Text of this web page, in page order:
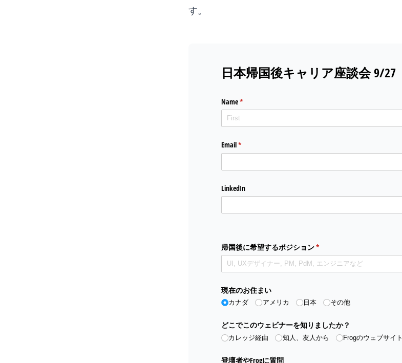
す。
日本帰国後キャリア座談会 9/27
Name*
(required)
Email*
(required)
LinkedIn
帰国後に希望するポジション*
(required)
現在のお住まい
カナダ アメリカ 日本 その他
どこでこのウェビナーを知りましたか？
カレッジ経由 知人、友人から Frogのウェブサイト
登壇者やFrogに質問